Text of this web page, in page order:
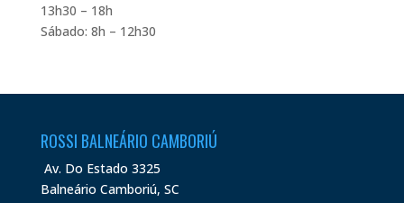
13h30 – 18h
Sábado: 8h – 12h30
ROSSI BALNEÁRIO CAMBORIÚ
Av. Do Estado 3325
Balneário Camboriú, SC